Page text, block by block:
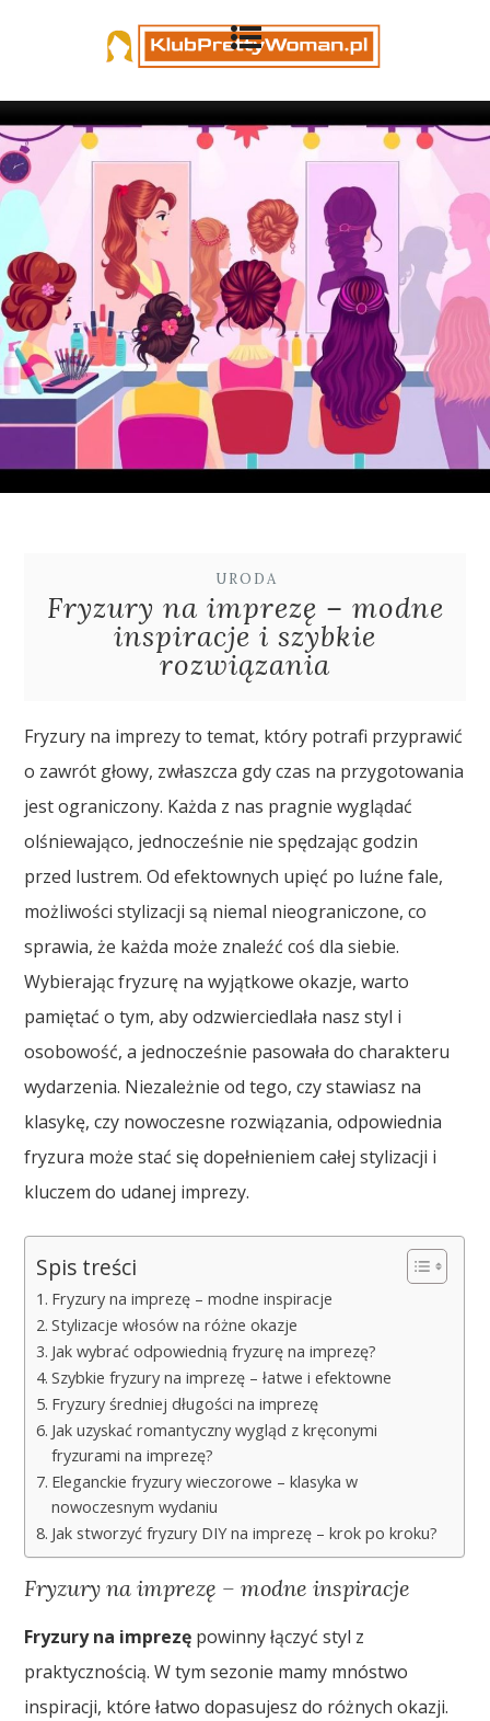
URODA
Fryzury na imprezę – modne
inspiracje i szybkie
rozwiązania
Fryzury na imprezy to temat, który potrafi przyprawić
o zawrót głowy, zwłaszcza gdy czas na przygotowania
jest ograniczony. Każda z nas pragnie wyglądać
olśniewająco, jednocześnie nie spędzając godzin
przed lustrem. Od efektownych upięć po luźne fale,
możliwości stylizacji są niemal nieograniczone, co
sprawia, że każda może znaleźć coś dla siebie.
Wybierając fryzurę na wyjątkowe okazje, warto
pamiętać o tym, aby odzwierciedlała nasz styl i
osobowość, a jednocześnie pasowała do charakteru
wydarzenia. Niezależnie od tego, czy stawiasz na
klasykę, czy nowoczesne rozwiązania, odpowiednia
fryzura może stać się dopełnieniem całej stylizacji i
kluczem do udanej imprezy.
Spis treści
Fryzury na imprezę – modne inspiracje
Stylizacje włosów na różne okazje
Jak wybrać odpowiednią fryzurę na imprezę?
Szybkie fryzury na imprezę – łatwe i efektowne
Fryzury średniej długości na imprezę
Jak uzyskać romantyczny wygląd z kręconymi
fryzurami na imprezę?
Eleganckie fryzury wieczorowe – klasyka w
nowoczesnym wydaniu
Jak stworzyć fryzury DIY na imprezę – krok po kroku?
Fryzury na imprezę – modne inspiracje
Fryzury na imprezę powinny łączyć styl z
praktycznością. W tym sezonie mamy mnóstwo
inspiracji, które łatwo dopasujesz do różnych okazji.